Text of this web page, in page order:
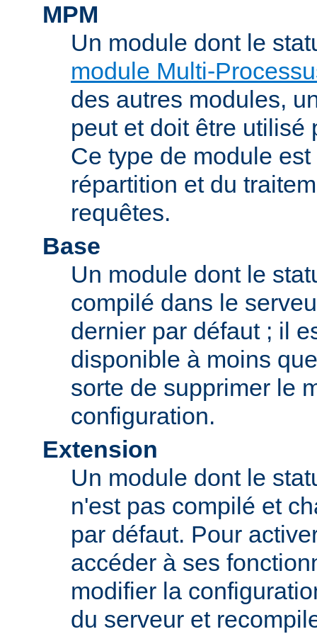
MPM
Un module dont le
module Multi-
des autres modules,
peut et doit être utilisé
Ce type de module
répartition et du
requêtes.
Base
Un module dont le
compilé dans le
dernier par défaut ; il
disponible à moins
sorte de supprimer le
configuration.
Extension
Un module dont le
n'est pas compilé et
par défaut. Pour
accéder à ses
modifier la
du serveur et